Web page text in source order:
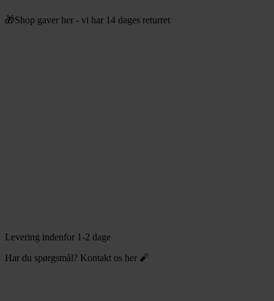
til
🎁Shop gaver her - vi har 14 dages returret
Levering indenfor 1-2 dage
Har du spørgsmål? Kontakt os her 🧨